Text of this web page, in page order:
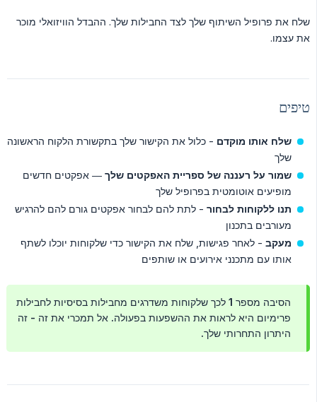
שלח את פרופיל השיתוף שלך לצד החבילות שלך. ההבדל הוויזואלי מוכר
את עצמו.
טיפים
שלח אותו מוקדם - כלול את הקישור שלך בתקשורת הלקוח הראשונה
שלך
שמור על רעננה של ספריית האפקטים שלך — אפקטים חדשים
מופיעים אוטומטית בפרופיל שלך
תנו ללקוחות לבחור - לתת להם לבחור אפקטים גורם להם להרגיש
מעורבים בתכנון
מעקב - לאחר פגישות, שלח את הקישור כדי שלקוחות יוכלו לשתף
אותו עם מתכנני אירועים או שותפים
הסיבה מספר 1 לכך שלקוחות משדרגים מחבילות בסיסיות לחבילות
פרימיום היא לראות את ההשפעות בפעולה. אל תמכרי את זה - זה
היתרון התחרותי שלך.